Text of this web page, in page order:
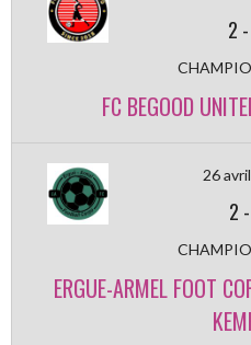
2 -
FC BEGOOD
26
2 -
ERGUE-ARMEL FOOT